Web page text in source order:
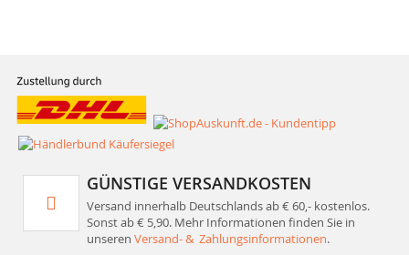
GÜNSTIGE VERSANDKOSTEN
Versand innerhalb Deutschlands ab € 60,- kostenlos.
Sonst ab € 5,90. Mehr Informationen finden Sie in
unseren Versand- & Zahlungsinformationen.